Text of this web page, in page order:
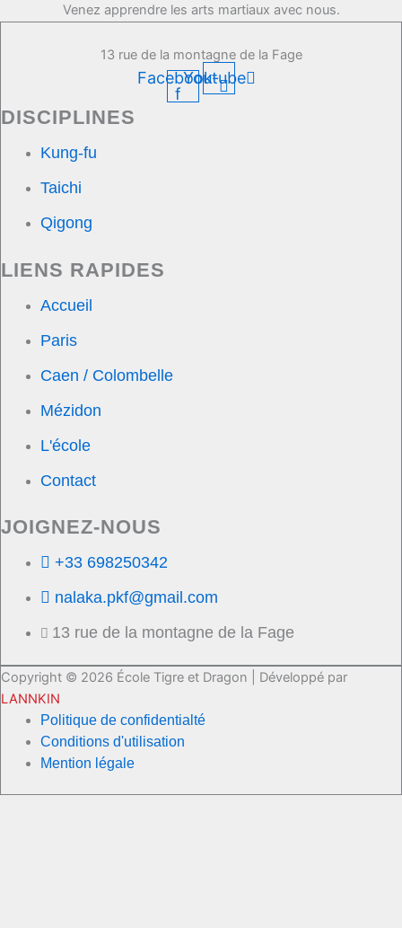
Venez apprendre les arts martiaux avec nous.
13 rue de la montagne de la Fage
Facebook-
f
Youtube
DISCIPLINES
Kung-fu
Taichi
Qigong
LIENS RAPIDES
Accueil
Paris
Caen / Colombelle
Mézidon
L'école
Contact
JOIGNEZ-NOUS
+33 698250342
nalaka.pkf@gmail.com
13 rue de la montagne de la Fage
Copyright © 2026 École Tigre et Dragon | Développé par
LANNKIN
Politique de confidentialté
Conditions d'utilisation
Mention légale